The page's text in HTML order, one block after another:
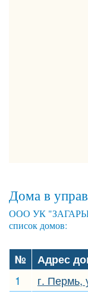
Дома в
ООО УК
список домов:
№
Адрес
1
г. Пермь,